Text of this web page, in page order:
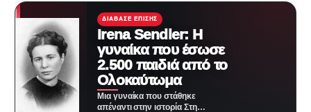
ΔΙΆΒΑΣΕ ΕΠΊΣΗΣ
Irena Sendler‎‎: Η
γυναίκα που έσωσε
2.500 παιδιά από το
Ολοκαύτωμα
Μια γυναίκα που στάθηκε
απέναντι στην ιστορία Στη